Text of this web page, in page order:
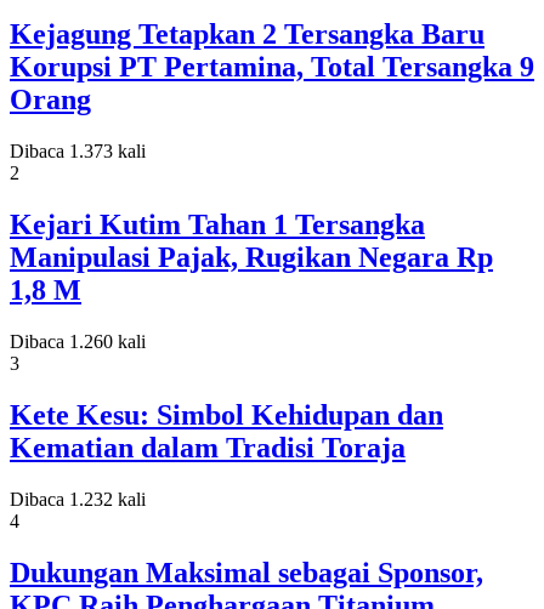
Kejagung Tetapkan 2 Tersangka Baru
Korupsi PT Pertamina, Total Tersangka 9
Orang
Dibaca 1.373 kali
2
Kejari Kutim Tahan 1 Tersangka
Manipulasi Pajak, Rugikan Negara Rp
1,8 M
Dibaca 1.260 kali
3
Kete Kesu: Simbol Kehidupan dan
Kematian dalam Tradisi Toraja
Dibaca 1.232 kali
4
Dukungan Maksimal sebagai Sponsor,